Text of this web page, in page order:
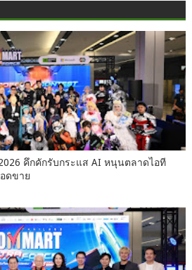
2026 คึกคักรับกระแส AI หนุนตลาดไอที
ดขาย